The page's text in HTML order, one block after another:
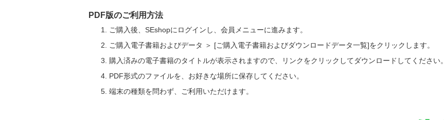
PDF版のご利用方法
ご購入後、SEshopにログインし、会員メニューに進みます。
ご購入電子書籍およびデータ ＞ [ご購入電子書籍およびダウンロードデータ一覧]をクリックします。
購入済みの電子書籍のタイトルが表示されますので、リンクをクリックしてダウンロードしてください。
PDF形式のファイルを、お好きな場所に保存してください。
端末の種類を問わず、ご利用いただけます。